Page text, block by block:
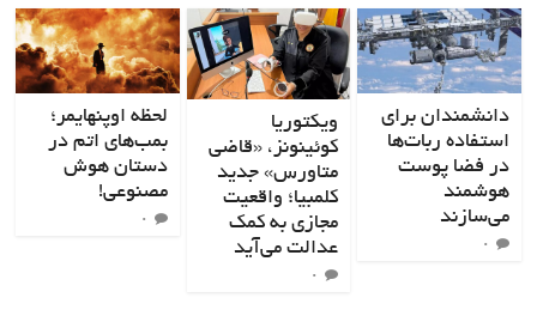
دانشمندان برای
استفاده ربات‌ها
در فضا پوست
هوشمند
می‌سازند
۰
ویکتوریا
کوئینونز، «قاضی
متاورس» جدید
کلمبیا؛ واقعیت
مجازی به کمک
عدالت می‌آید
۰
لحظه اوپنهایمر؛
بمب‌های اتم در
دستان هوش
مصنوعی!
۰